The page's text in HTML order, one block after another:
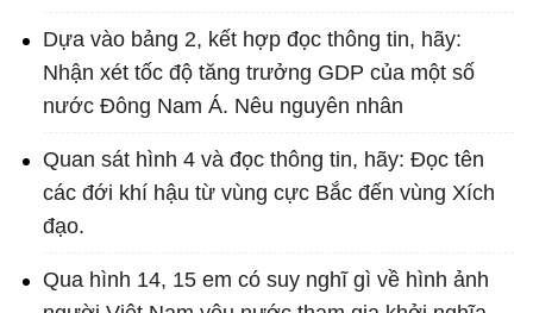
Dựa vào bảng 2, kết hợp đọc thông tin, hãy:
Nhận xét tốc độ tăng trưởng GDP của một số
nước Đông Nam Á. Nêu nguyên nhân
Quan sát hình 4 và đọc thông tin, hãy: Đọc tên
các đới khí hậu từ vùng cực Bắc đến vùng Xích
đạo.
Qua hình 14, 15 em có suy nghĩ gì về hình ảnh